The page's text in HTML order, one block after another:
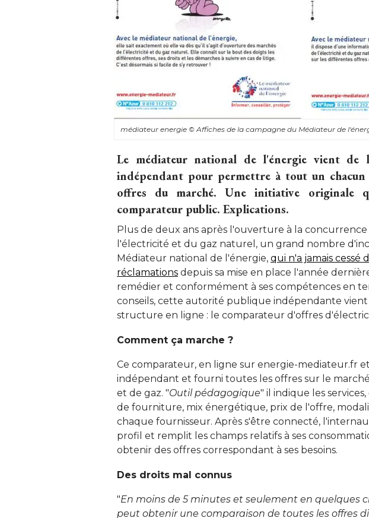
médiateur energie© Affiches de la campagne du Médiateur de
Le médiateur national de l'énergie vient de
indépendant pour permettre à tout un
offres du marché. Une initiative originale
comparateur public. Explications.
Plus de deux ans après l'ouverture à la concurrence
l'électricité et du gaz naturel, un grand nombre
Médiateur national de l'énergie, qui n'a jamais cessé
réclamations depuis sa mise en place l'année
remédier et conformément à ses compétences en
conseils, cette autorité publique indépendante
structure en ligne : le comparateur d'offres
Comment ça marche ?
Ce comparateur, en ligne sur energie-mediateur.fr
indépendant et fourni toutes les offres sur le
et de gaz. "Outil pédagogique" il indique les
de fourniture, mix énergétique, prix de l'offre,
chaque fournisseur. Après s'être connecté,
profil et remplit les champs relatifs à ses
obtenir des offres correspondant à ses besoins.
Des droits mal connus
"En moins de 5 minutes et seulement en quelques
peut obtenir une comparaison de toutes les offres